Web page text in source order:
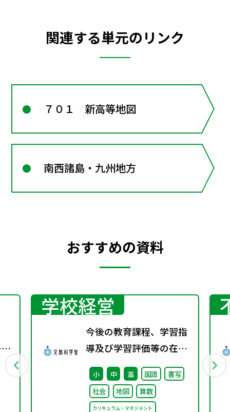
関連する単元のリンク
７０１ 新高等地図
南西諸島・九州地方
おすすめの資料
学校経営
今後の教育課程、学習指
導及び学習評価等の在り
方に関する有識者検討会
の論点整理を掲載しまし
た
小 中 高 国語
書写
社会
地図 算数
カリキュラム・マネジメント